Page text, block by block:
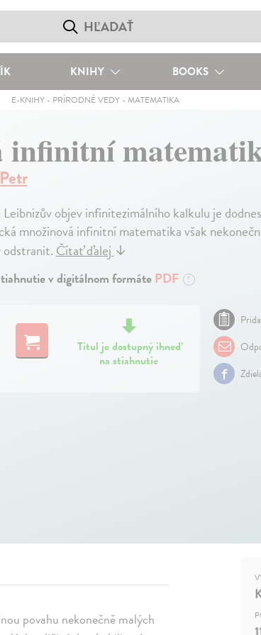
KNIHY BOOKS
E-KNIHY - PRÍRODNÉ VEDY -MATEMATIKA
infinitní
objev infinitezimálního kalkulu je
množinová infinitní matematika však
odstranit.Čítať ďalej↓
v digitálnom formátePDF ?
Titul je dostupný ihneď
na stiahnutie
povahu nekonečně malých